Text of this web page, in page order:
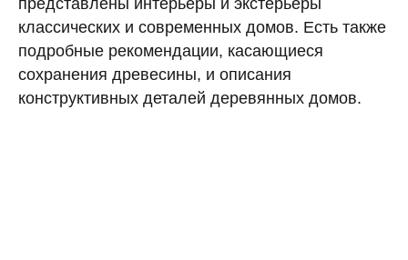
представлены интерьеры и экстерьеры
классических и современных домов. Есть также
подробные рекомендации, касающиеся
сохранения древесины, и описания
конструктивных деталей деревянных домов.